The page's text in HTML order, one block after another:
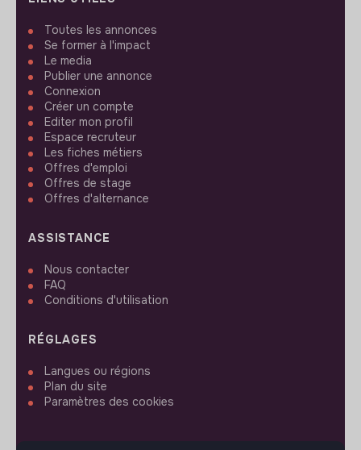
Toutes les annonces
Se former à l'impact
Le media
Publier une annonce
Connexion
Créer un compte
Editer mon profil
Espace recruteur
Les fiches métiers
Offres d'emploi
Offres de stage
Offres d'alternance
ASSISTANCE
Nous contacter
FAQ
Conditions d'utilisation
RÉGLAGES
Langues ou régions
Plan du site
Paramètres des cookies